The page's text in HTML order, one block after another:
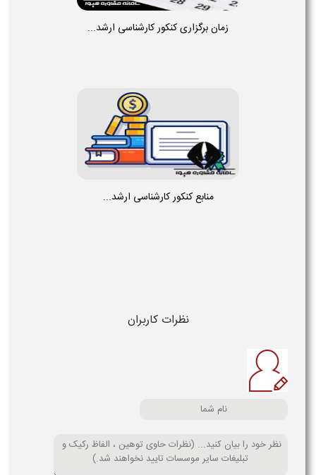
زمان برگزاری کنکور کارشناسی ارشد...
منابع کنکور کارشناسی ارشد...
نظرات کاربران